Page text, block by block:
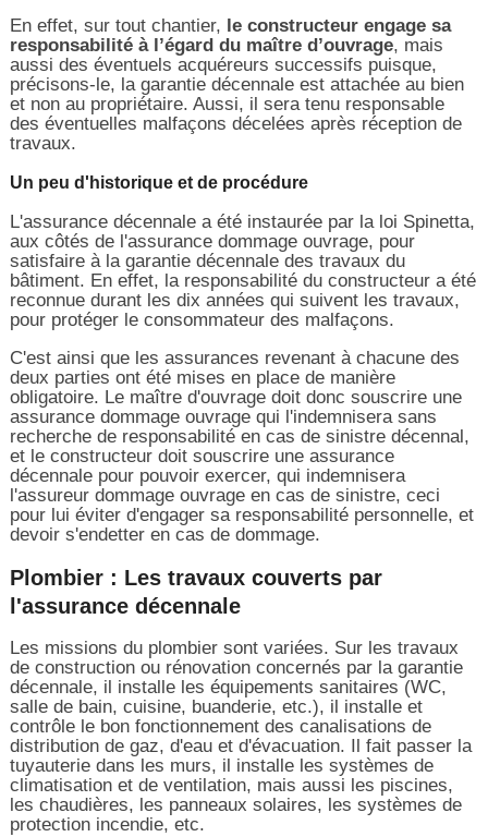
En effet, sur tout chantier, le constructeur engage sa
responsabilité à l’égard du maître d’ouvrage, mais
aussi des éventuels acquéreurs successifs puisque,
précisons-le, la garantie décennale est attachée au bien
et non au propriétaire. Aussi, il sera tenu responsable
des éventuelles malfaçons décelées après réception de
travaux.
Un peu d'historique et de procédure
L'assurance décennale a été instaurée par la loi Spinetta,
aux côtés de l'assurance dommage ouvrage, pour
satisfaire à la garantie décennale des travaux du
bâtiment. En effet, la responsabilité du constructeur a été
reconnue durant les dix années qui suivent les travaux,
pour protéger le consommateur des malfaçons.
C'est ainsi que les assurances revenant à chacune des
deux parties ont été mises en place de manière
obligatoire. Le maître d'ouvrage doit donc souscrire une
assurance dommage ouvrage qui l'indemnisera sans
recherche de responsabilité en cas de sinistre décennal,
et le constructeur doit souscrire une assurance
décennale pour pouvoir exercer, qui indemnisera
l'assureur dommage ouvrage en cas de sinistre, ceci
pour lui éviter d'engager sa responsabilité personnelle, et
devoir s'endetter en cas de dommage.
Plombier : Les travaux couverts par
l'assurance décennale
Les missions du plombier sont variées. Sur les travaux
de construction ou rénovation concernés par la garantie
décennale, il installe les équipements sanitaires (WC,
salle de bain, cuisine, buanderie, etc.), il installe et
contrôle le bon fonctionnement des canalisations de
distribution de gaz, d'eau et d'évacuation. Il fait passer la
tuyauterie dans les murs, il installe les systèmes de
climatisation et de ventilation, mais aussi les piscines,
les chaudières, les panneaux solaires, les systèmes de
protection incendie, etc.